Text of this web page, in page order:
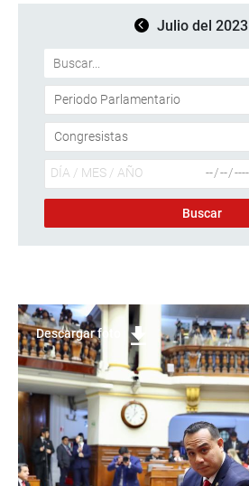
Julio del 2023
Descargar foto